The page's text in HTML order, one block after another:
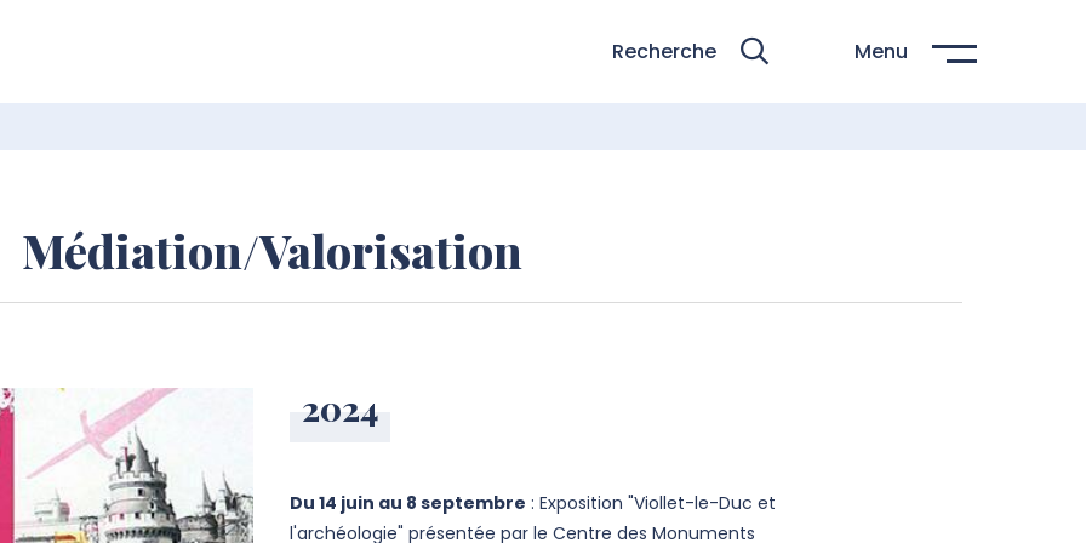
Recherche Menu
Médiation/Valorisation
2024
Du 14 juin au 8 septembre : Exposition "Viollet-le-Duc et
l'archéologie" présentée par le Centre des Monuments